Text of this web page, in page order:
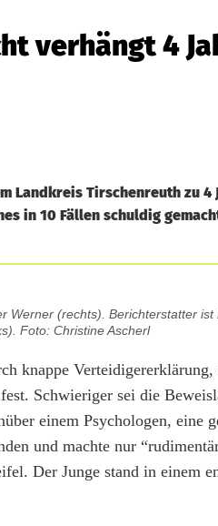
verhängt 4
Landkreis Tirschenreuth zu 4
in 10 Fällen schuldig
Werner (rechts). Berichterstatter
Foto: Christine Ascherl
knappe
Schwieriger sei die
einem Psychologen, eine
und machte nur
Der Junge stand in einem